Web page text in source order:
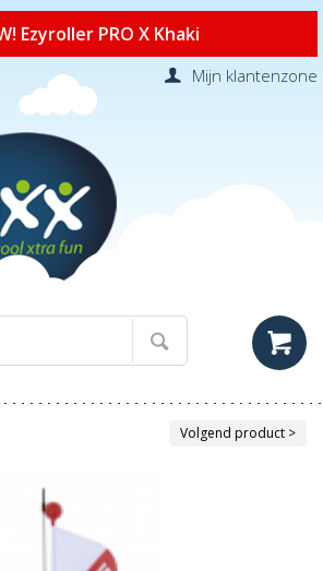
Ezyroller PRO X Khaki
Mijn klantenzone
Volgend product >